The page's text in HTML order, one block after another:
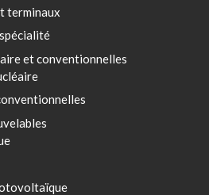
terminaux
et conventionnelles